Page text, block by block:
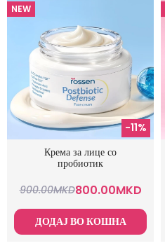
NEW
-11%
Крема за лице со
пробиотик
900.00MKD800.00MKD
ДОДАЈ ВО КОШНА